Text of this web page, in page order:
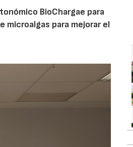
BioChargae para
microalgas para mejorar el